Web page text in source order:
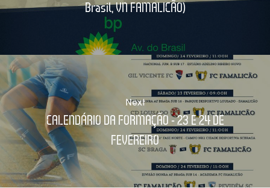
Brasil, VN FAMALICÃO)
Next
CALENDÁRIO DA FORMAÇÃO - 23 E 24 DE
FEVEREIRO